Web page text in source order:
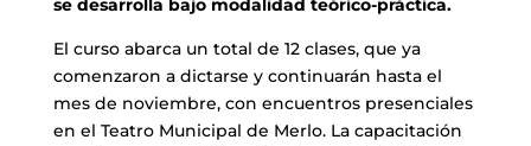
se desarrolla bajo modalidad teórico-práctica.
El curso abarca un total de 12 clases, que ya
comenzaron a dictarse y continuarán hasta el
mes de noviembre, con encuentros presenciales
en el Teatro Municipal de Merlo. La capacitación